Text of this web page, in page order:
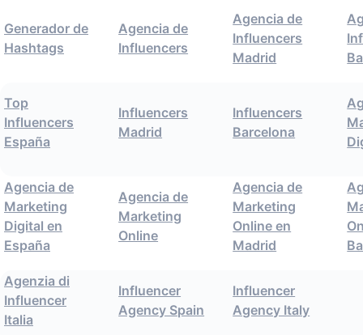
Generador de
Hashtags
Agencia de
Influencers
Agencia de
Influencers
Madrid
Top
Influencers
España
Influencers
Madrid
Influencers
Barcelona
Agencia de
Marketing
Digital en
España
Agencia de
Marketing
Online
Agencia de
Marketing
Online en
Madrid
Agenzia di
Influencer
Italia
Influencer
Agency Spain
Influencer
Agency Italy